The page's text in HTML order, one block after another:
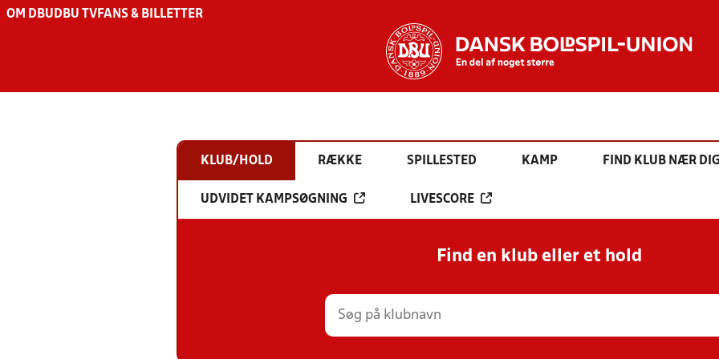
OM DBU DBU TV FANS & BILLETTER
KLUB/HOLD RÆKKE SPILLESTED KAMP FIND KLUB NÆR
UDVIDET KAMPSØGNING LIVESCORE
Find en klub eller et hold